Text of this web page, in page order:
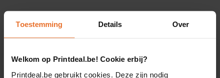
Toestemming Details Over
Welkom op Printdeal.be! Cookie erbij?
Printdeal.be gebruikt cookies. Deze zijn nodig